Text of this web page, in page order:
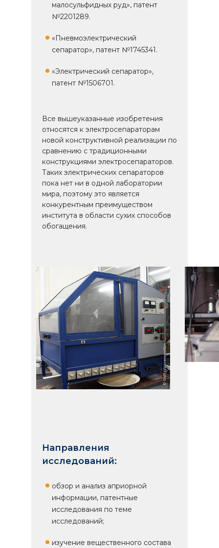
малосульфидных руд», патент
№2201289.
«Пневмоэлектрический
сепаратор», патент №1745341.
«Электрический сепаратор»,
патент №1506701.
Все вышеуказанные изобретения
относятся к электросепараторам
новой конструктивной реализации по
сравнению с традиционными
конструкциями электросепараторов.
Таких электрических сепараторов
пока нет ни в одной лаборатории
мира, поэтому это является
конкурентным преимуществом
института в области сухих способов
обогащения.
Направления
исследований:
обзор и анализ априорной
информации, патентные
исследования по теме
исследований;
изучение вещественного состава